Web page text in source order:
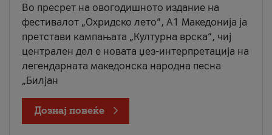
Во пресрет на овогодишното издание на
фестивалот „Охридско лето“, А1 Македонија ја
претстави кампањата „Културна врска“, чиј
централен дел е новата џез-интерпретација на
легендарната македонска народна песна
„Билјан
Дознај повеќе